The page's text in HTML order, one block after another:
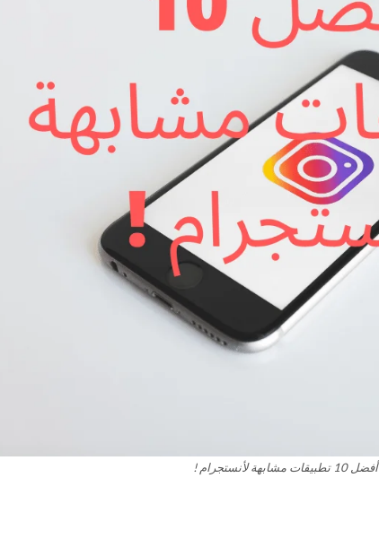
أفضل 10 تطبيقات مشابهة لأنستجرام !